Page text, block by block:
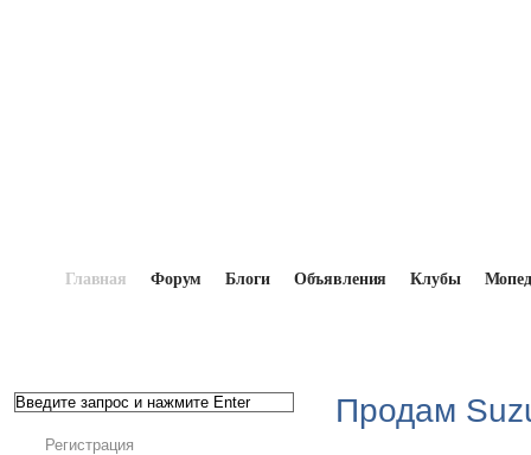
Главная Форум Блоги Объявления Клубы
Регистрация
Продам